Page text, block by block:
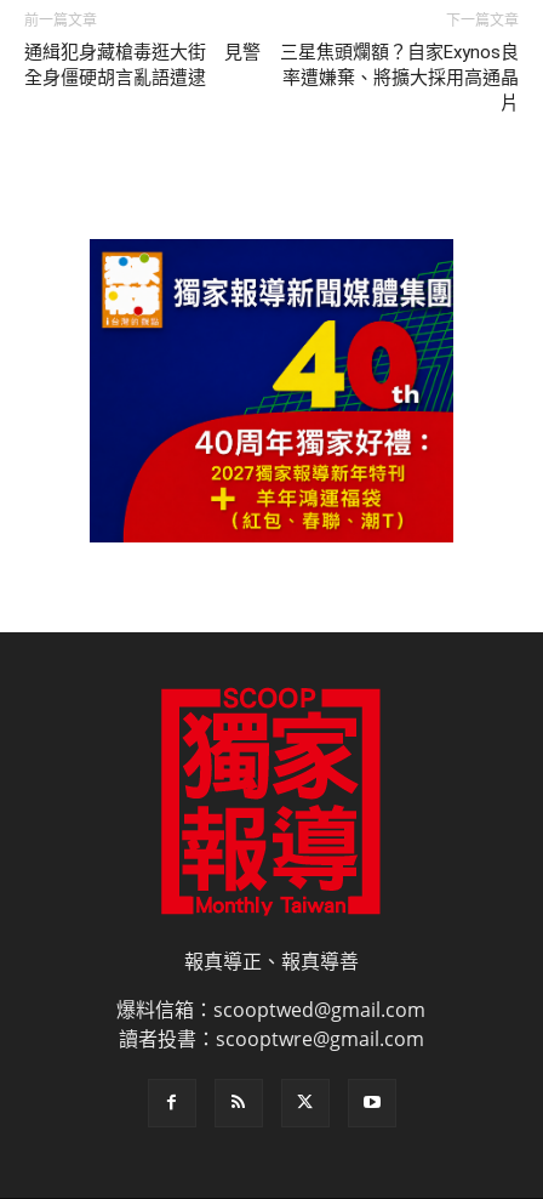
前一篇文章
通緝犯身藏槍毒逛大街 見警
全身僵硬胡言亂語遭逮
下一篇文章
三星焦頭爛額？自家Exynos良
率遭嫌棄、將擴大採用高通晶
片
報真導正、報真導善
爆料信箱：scooptwed@gmail.com
讀者投書：scooptwre@gmail.com